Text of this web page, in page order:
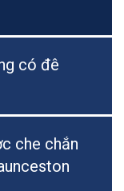
có đê
che chắn